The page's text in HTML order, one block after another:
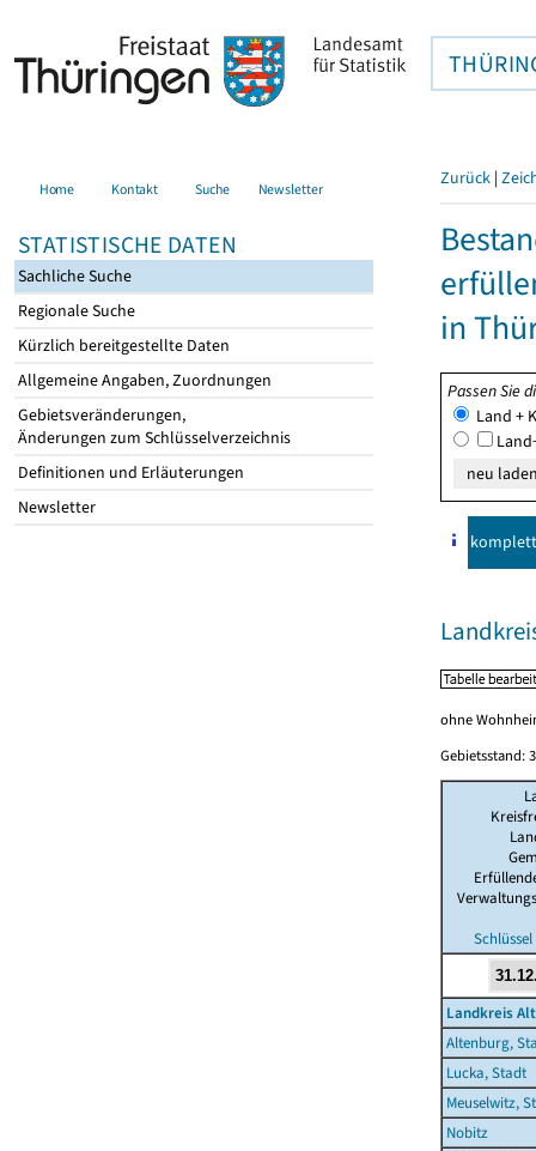
Home Kontakt Suche Newsletter
STATISTISCHE DATEN
Sachliche Suche
Regionale Suche
Kürzlich bereitgestellte Daten
Allgemeine Angaben, Zuordnungen
Gebietsveränderungen,
Änderungen zum Schlüsselverzeichnis
Definitionen und Erläuterungen
Newsletter
Zurück |
in
Passen Sie
Land +
komplett
ohne
Gebietsstand:
Landkreis
Altenburg,
Lucka, Stadt
Meuselwitz,
Nobitz